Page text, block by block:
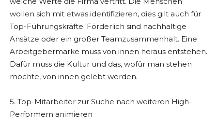
wollen sich mit etwas identifizieren, dies gilt auch für
Top-Führungskräfte. Förderlich sind nachhaltige
Ansätze oder ein großer Teamzusammenhalt. Eine
Arbeitgebermarke muss von innen heraus entstehen.
Dafür muss die Kultur und das, wofür man stehen
möchte, von innen gelebt werden.
5. Top-Mitarbeiter zur Suche nach weiteren High-
Performern animieren